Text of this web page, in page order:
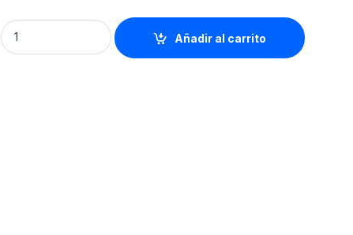
Zebra Cable de alimentación estándar - 1.83m CABLE
Añadir al carrito